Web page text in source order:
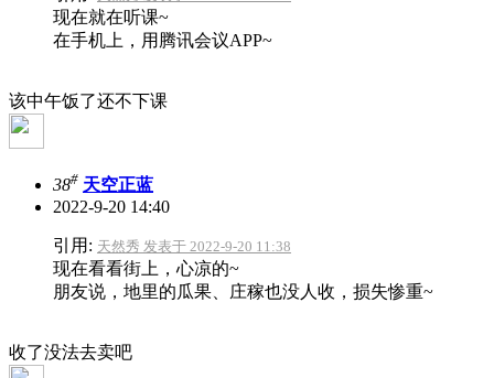
现在就在听课~
在手机上，用腾讯会议APP~
该中午饭了还不下课
38# 天空正蓝
2022-9-20 14:40
引用: 天然秀 发表于 2022-9-20 11:38
现在看看街上，心凉的~
朋友说，地里的瓜果、庄稼也没人收，损失惨重~
收了没法去卖吧